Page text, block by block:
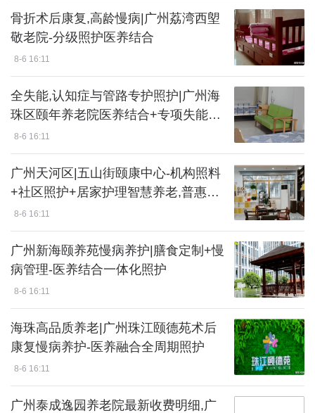
骨折术后康复,高龄慢病|广州荔湾西塱
敬老院-分级照护医养结合
8-6 16:11
全失能,认知症与管路专护照护|广州海
珠区颐年养老院医养结合+专项失能照
护特殊服务解读
8-6 16:11
广州天河区|五山街颐康中心-机构照料
+社区照护+居家护理智慧养老,普惠型
定价
8-6 16:11
广州新海颐养苑慢病养护|膳食定制+慢
病管理-医养结合一体化照护
8-6 16:11
海珠高品质养老|广州珠江颐德苑术后
康复慢病养护-医养融合全周期照护
8-6 16:11
广州泰成逸园养老院最新收费明细,广